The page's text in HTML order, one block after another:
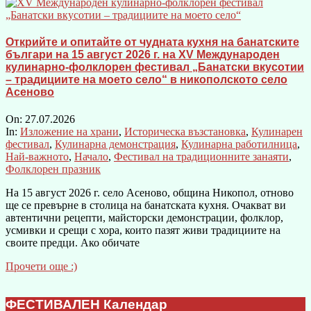
Открийте и опитайте от чудната кухня на банатските
българи на 15 август 2026 г. на XV Международен
кулинарно-фолклорен фестивал „Банатски вкусотии
– традициите на моето село“ в никополското село
Асеново
On: 27.07.2026
In: Изложение на храни, Историческа възстановка, Кулинарен
фестивал, Кулинарна демонстрация, Кулинарна работилница,
Най-важното, Начало, Фестивал на традиционните занаяти,
Фолклорен празник
На 15 август 2026 г. село Асеново, община Никопол, отново
ще се превърне в столица на банатската кухня. Очакват ви
автентични рецепти, майсторски демонстрации, фолклор,
усмивки и срещи с хора, които пазят живи традициите на
своите предци. Ако обичате
Прочети още :)
ФЕСТИВАЛЕН Календар